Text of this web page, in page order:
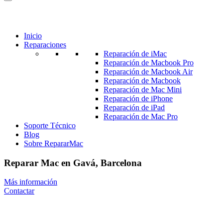
Inicio
Reparaciones
Reparación de iMac
Reparación de Macbook Pro
Reparación de Macbook Air
Reparación de Macbook
Reparación de Mac Mini
Reparación de iPhone
Reparación de iPad
Reparación de Mac Pro
Soporte Técnico
Blog
Sobre RepararMac
Reparar Mac en Gavá, Barcelona
Más información
Contactar